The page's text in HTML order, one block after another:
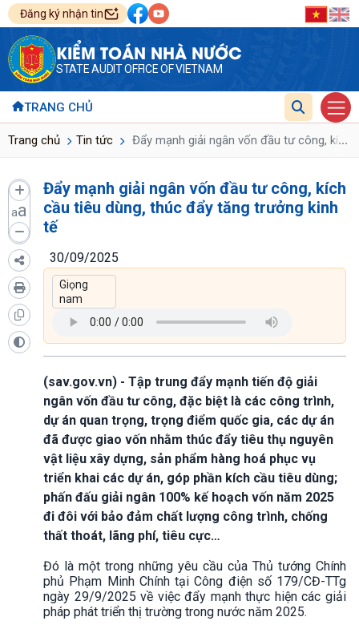
Đăng ký nhận tin
KIỂM TOÁN NHÀ NƯỚC
STATE AUDIT OFFICE OF VIETNAM
TRANG CHỦ
Trang chủ Tin tức Đẩy mạnh giải ngân vốn đầu tư công, kích
...
aa
Đẩy mạnh giải ngân vốn đầu tư công, kích
cầu tiêu dùng, thúc đẩy tăng trưởng kinh
tế
30/09/2025
(sav.gov.vn) - Tập trung đẩy mạnh tiến độ giải
ngân vốn đầu tư công, đặc biệt là các công trình,
dự án quan trọng, trọng điểm quốc gia, các dự án
đã được giao vốn nhằm thúc đẩy tiêu thụ nguyên
vật liệu xây dựng, sản phẩm hàng hoá phục vụ
triển khai các dự án, góp phần kích cầu tiêu dùng;
phấn đấu giải ngân 100% kế hoạch vốn năm 2025
đi đôi với bảo đảm chất lượng công trình, chống
thất thoát, lãng phí, tiêu cực…
Đó là một trong những yêu cầu của Thủ tướng Chính
phủ Phạm Minh Chính tại Công điện số 179/CĐ-TTg
ngày 29/9/2025 về việc đẩy mạnh thực hiện các giải
pháp phát triển thị trường trong nước năm 2025.